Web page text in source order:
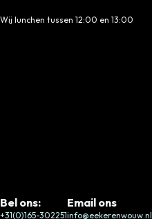
Wij lunchen tussen 12:00 en 13:00
Bel ons:
+31(0)165-302251
Email ons
info@eekerenwouw.nl